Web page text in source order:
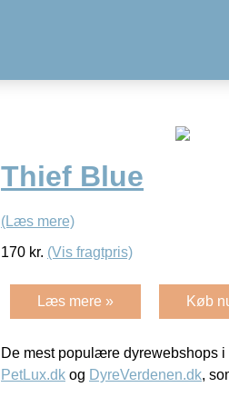
Thief Blue
(Læs mere)
170 kr. (Vis fragtpris)
Læs mere » Køb
De mest populære dyrewebshops
PetLux.dk og DyreVerdenen.dk,